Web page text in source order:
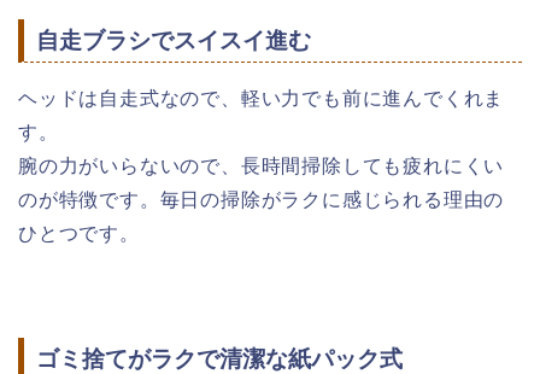
自走ブラシでスイスイ進む
ヘッドは自走式なので、軽い力でも前に進んでくれま
す。
腕の力がいらないので、長時間掃除しても疲れにくい
のが特徴です。毎日の掃除がラクに感じられる理由の
ひとつです。
ゴミ捨てがラクで清潔な紙パック式